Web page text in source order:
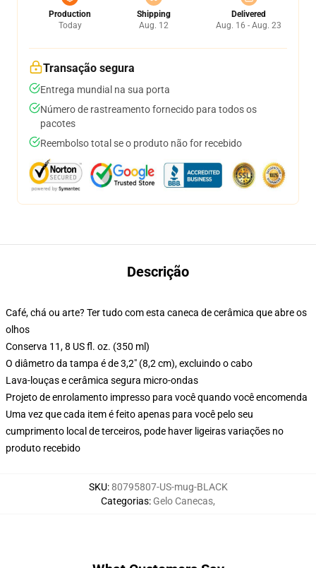
Production
Today
Shipping
Aug. 12
Delivered
Aug. 16 - Aug. 23
Transação segura
Entrega mundial na sua porta
Número de rastreamento fornecido para todos os
pacotes
Reembolso total se o produto não for recebido
Descrição
Café, chá ou arte? Ter tudo com esta caneca de cerâmica que abre os
olhos
Conserva 11, 8 US fl. oz. (350 ml)
O diâmetro da tampa é de 3,2" (8,2 cm), excluindo o cabo
Lava-louças e cerâmica segura micro-ondas
Projeto de enrolamento impresso para você quando você encomenda
Uma vez que cada item é feito apenas para você pelo seu
cumprimento local de terceiros, pode haver ligeiras variações no
produto recebido
SKU:80795807-US-mug-BLACK
Categorias: Gelo Canecas,